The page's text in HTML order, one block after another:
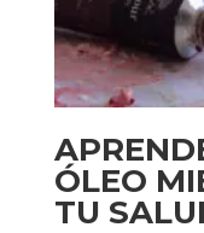
ÓLEO
TU